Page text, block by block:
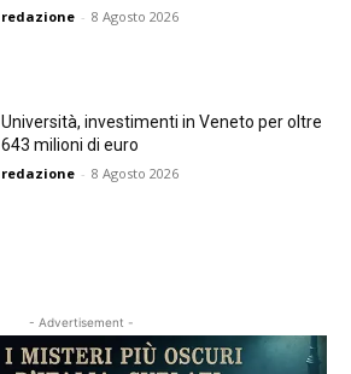
redazione - 8 Agosto 2026
Università, investimenti in Veneto per oltre
643 milioni di euro
redazione - 8 Agosto 2026
- Advertisement -